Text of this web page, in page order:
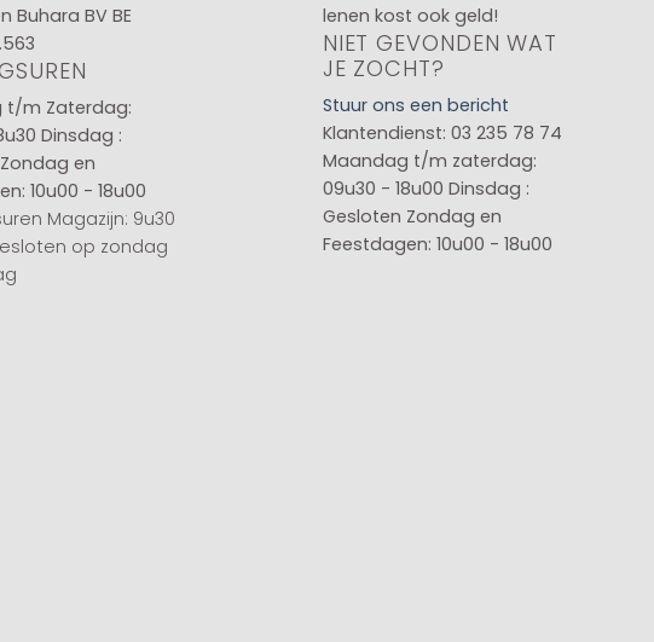
Buhara BV BE
t/m Zaterdag:
Dinsdag :
Zondag en
10u00 - 18u00
Magazijn: 9u30
op zondag
lenen kost ook geld!
NIET GEVONDEN WAT
JE ZOCHT?
Stuur ons een bericht
Klantendienst: 03 235 78 74
Maandag t/m zaterdag:
09u30 - 18u00 Dinsdag :
Gesloten Zondag en
Feestdagen: 10u00 - 18u00